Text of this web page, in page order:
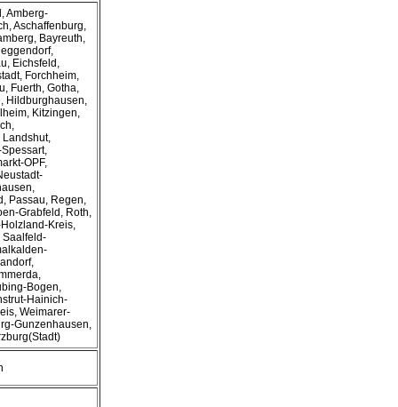
Amberg-
Aschaffenburg,
Bayreuth,
Eichsfeld,
Forchheim,
Fuerth, Gotha,
Hildburghausen,
Kitzingen,
Landshut,
OPF,
Passau, Regen,
Grabfeld, Roth,
Kreis,
Saalfeld-
Bogen,
Hainich-
Weimarer-
Gunzenhausen,